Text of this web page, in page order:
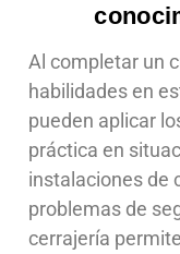
Al completar un
habilidades en
pueden aplicar
práctica en
instalaciones de
problemas de
cerrajería